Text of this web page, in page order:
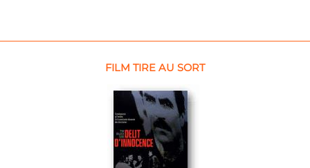
FILM TIRE AU SORT